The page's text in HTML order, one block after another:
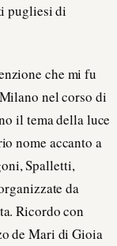
pugliesi di
che mi fu
nel corso di
il tema della luce
nome accanto a
Spalletti,
da
Ricordo con
de Mari di Gioia